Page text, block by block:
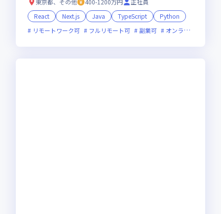
東京都、その他 400-1200万円
正社員
React
Next.js Java TypeScript
Python
リモートワーク可
フルリモート可 副業可 オンライン選考可